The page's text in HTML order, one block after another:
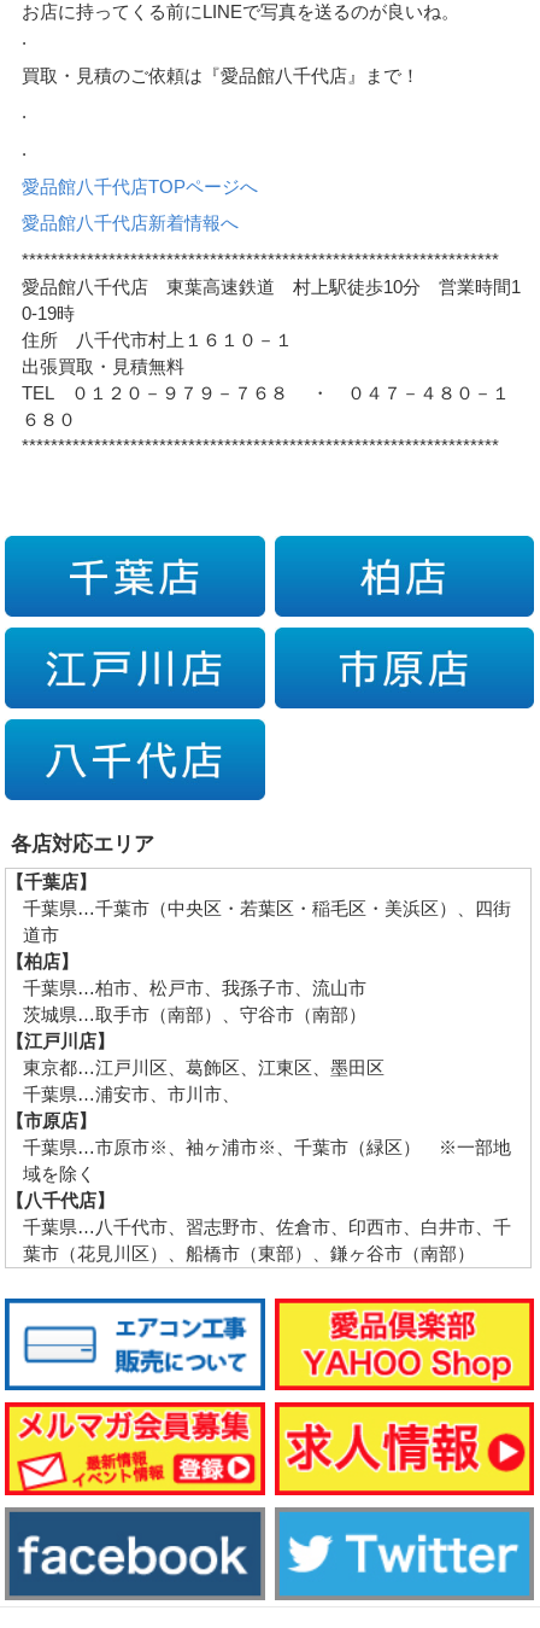
お店に持ってくる前にLINEで写真を送るのが良いね。
.
買取・見積のご依頼は『愛品館八千代店』まで！
.
.
愛品館八千代店TOPページへ
愛品館八千代店新着情報へ
******************************************************************
愛品館八千代店 東葉高速鉄道 村上駅徒歩10分 営業時間1
0-19時
住所 八千代市村上１６１０－１
出張買取・見積無料
TEL ０１２０－９７９－７６８ ・ ０４７－４８０－１
６８０
******************************************************************
各店対応エリア
【千葉店】
千葉県…千葉市（中央区・若葉区・稲毛区・美浜区）、四街
道市
【柏店】
千葉県…柏市、松戸市、我孫子市、流山市
茨城県…取手市（南部）、守谷市（南部）
【江戸川店】
東京都…江戸川区、葛飾区、江東区、墨田区
千葉県…浦安市、市川市、
【市原店】
千葉県…市原市※、袖ヶ浦市※、千葉市（緑区） ※一部地
域を除く
【八千代店】
千葉県…八千代市、習志野市、佐倉市、印西市、白井市、千
葉市（花見川区）、船橋市（東部）、鎌ヶ谷市（南部）